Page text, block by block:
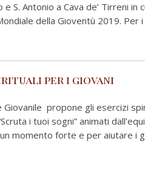
e S. Antonio a Cava de’ Tirreni
della Gioventù 2019.
per i giovani
Giovanile propone gli esercizi
i tuoi sogni” animati
momento forte e per aiutare i